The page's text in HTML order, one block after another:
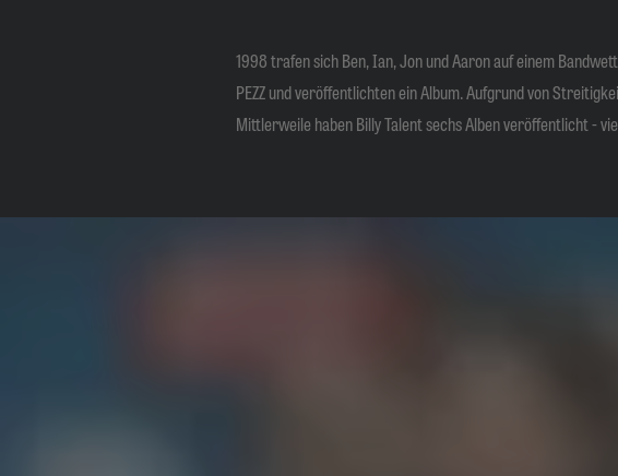
1998 trafen sich Ben, Ian, Jon und Aaron auf einem
PEZZ und veröffentlichten ein Album. Aufgrund von
Mittlerweile haben Billy Talent sechs Alben veröffentlicht -